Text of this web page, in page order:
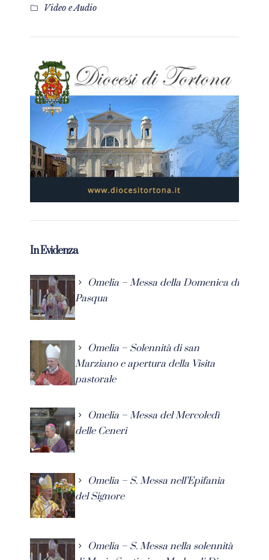
Video e Audio
In Evidenza
Omelia – Messa della Domenica di
Pasqua
Omelia – Solennità di san
Marziano e apertura della Visita
pastorale
Omelia – Messa del Mercoledì
delle Ceneri
Omelia – S. Messa nell’Epifania
del Signore
Omelia – S. Messa nella solennità